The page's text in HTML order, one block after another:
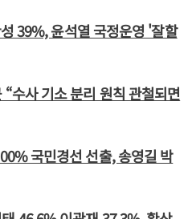
39%, 윤석열 국정운영 '잘할
수사 기소 분리 원칙 관철되면
국민경선 선출, 송영길 박